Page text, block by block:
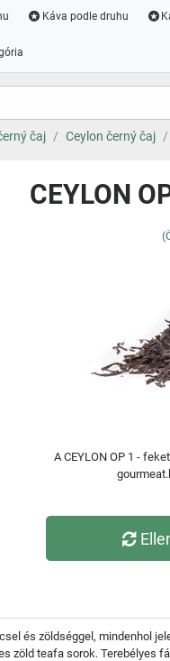
Káva podle druhu
čaj Ceylon černý čaj
CEYLON
A CEYLON OP 1 -
és zöldséggel, mindenhol
zöld teafa sorok. Terebélyes